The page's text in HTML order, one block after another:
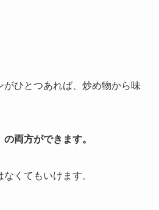
ひとつあれば、炒め物から味
の両方ができます。
くてもいけます。